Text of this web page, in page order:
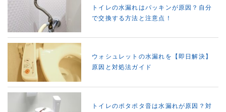
トイレの水漏れはパッキンが原因？自分
で交換する方法と注意点！
ウォシュレットの水漏れを【即日解決】
原因と対処法ガイド
トイレのポタポタ音は水漏れが原因？対